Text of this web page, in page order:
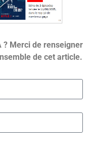
? Merci de renseigner
de cet article.